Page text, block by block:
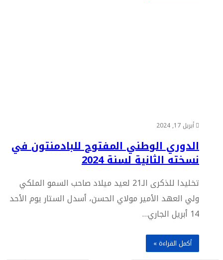
أبريل 17, 2024
الدوري الوطني المفتوح للبادمنتون في
نسخته الثانية لسنة 2024
تخليدا للذكرى الـ21 لعيد ميلاد صاحب السمو الملكي
ولي العهد الأمير مولاي الحسن، أسدل الستار يوم الأحد
14 أبريل الجاري…
أكمل القراءة »